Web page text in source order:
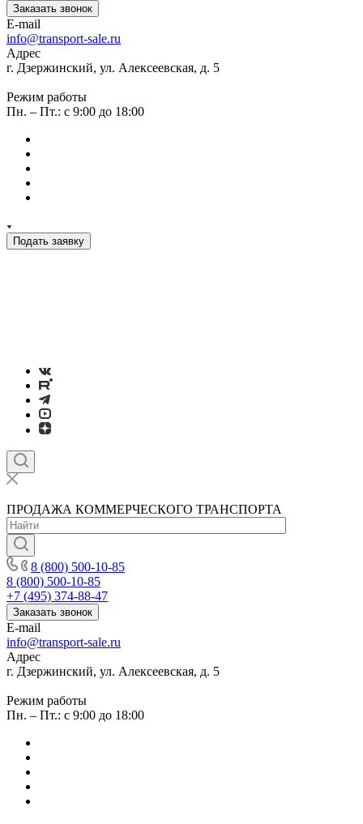
Заказать звонок
E-mail
info@transport-sale.ru
Адрес
г. Дзержинский, ул. Алексеевская, д. 5
Режим работы
Пн. – Пт.: с 9:00 до 18:00
Подать заявку
ПРОДАЖА КОММЕРЧЕСКОГО ТРАНСПОРТА
8 (800) 500-10-85
8 (800) 500-10-85
+7 (495) 374-88-47
Заказать звонок
E-mail
info@transport-sale.ru
Адрес
г. Дзержинский, ул. Алексеевская, д. 5
Режим работы
Пн. – Пт.: с 9:00 до 18:00